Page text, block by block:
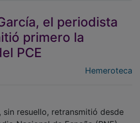
el periodista
primero la
PCE
resuello, retransmitió desde
Nacional de España (RNE)